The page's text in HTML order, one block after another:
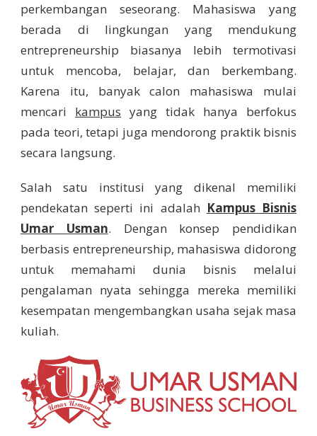
perkembangan seseorang. Mahasiswa yang
berada di lingkungan yang mendukung
entrepreneurship biasanya lebih termotivasi
untuk mencoba, belajar, dan berkembang.
Karena itu, banyak calon mahasiswa mulai
mencari kampus yang tidak hanya berfokus
pada teori, tetapi juga mendorong praktik bisnis
secara langsung.
Salah satu institusi yang dikenal memiliki
pendekatan seperti ini adalah Kampus Bisnis
Umar Usman. Dengan konsep pendidikan
berbasis entrepreneurship, mahasiswa didorong
untuk memahami dunia bisnis melalui
pengalaman nyata sehingga mereka memiliki
kesempatan mengembangkan usaha sejak masa
kuliah.